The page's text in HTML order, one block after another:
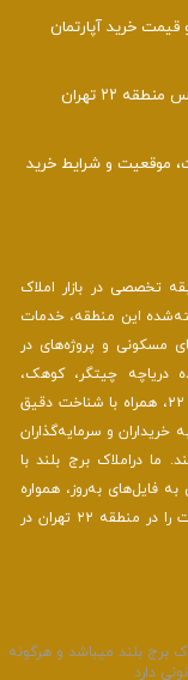
خرید آپارتمان
۲۲ تهران
موقعیت و شرایط خرید
با بیش از ۱۰ سال سابقه تخصصی در بازار املاک
این منطقه، خدمات
و پروژه‌های در
چیتگر، کوهک،
مرواریدشهر، شهرک گلستان و سایر محله‌های منطقه ۲۲، همراه با شناخت دقیق
و سرمایه‌گذاران
دراملاک برج بلند با
فایل‌های به‌روز، همواره
تلاش کردیم بهترین فرصت‌های سرمایه‌گذاری و سکونت را در منطقه ۲۲ تهران در
بلند میباشد و هرگونه
دارد